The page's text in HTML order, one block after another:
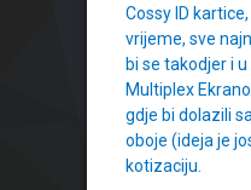
Cossy ID
vrijeme, sve
bi se takodjer i
Multiplex
gdje bi dolazili
oboje (ideja je
kotizaciju.